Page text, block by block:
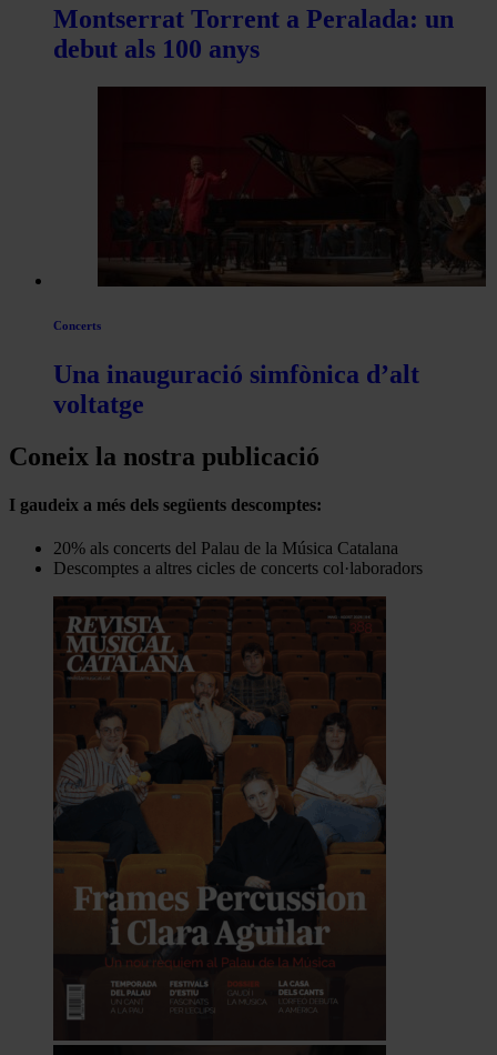
Montserrat Torrent a Peralada: un
debut als 100 anys
Concerts
Una inauguració simfònica d’alt
voltatge
Coneix la nostra publicació
I gaudeix a més dels següents descomptes:
20% als concerts del Palau de la Música Catalana
Descomptes a altres cicles de concerts col·laboradors